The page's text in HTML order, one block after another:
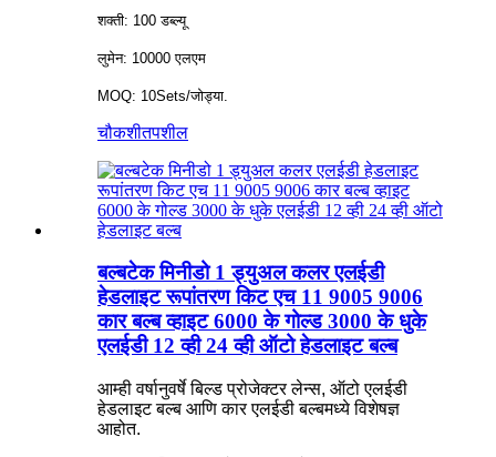
शक्ती: 100 डब्ल्यू
लुमेन: 10000 एलएम
MOQ: 10Sets/जोड्या.
चौकशीतपशील
बल्बटेक मिनीडो 1 ड्युअल कलर एलईडी
हेडलाइट रूपांतरण किट एच 11 9005 9006
कार बल्ब व्हाइट 6000 के गोल्ड 3000 के धुके
एलईडी 12 व्ही 24 व्ही ऑटो हेडलाइट बल्ब
आम्ही वर्षानुवर्षे बिल्ड प्रोजेक्टर लेन्स, ऑटो एलईडी
हेडलाइट बल्ब आणि कार एलईडी बल्बमध्ये विशेषज्ञ
आहोत.